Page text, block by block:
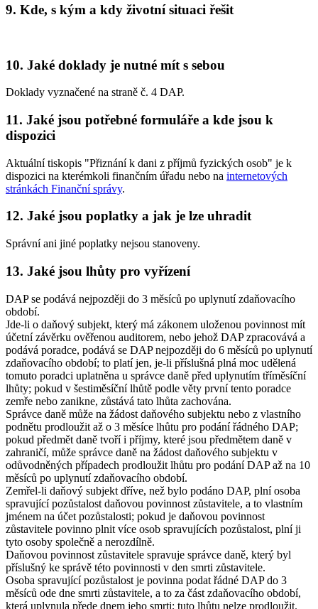
9. Kde, s kým a kdy životní situaci řešit
10. Jaké doklady je nutné mít s sebou
Doklady vyznačené na straně č. 4 DAP.
11. Jaké jsou potřebné formuláře a kde jsou k
dispozici
Aktuální tiskopis "Přiznání k dani z příjmů fyzických osob" je k
dispozici na kterémkoli finančním úřadu nebo na internetových
stránkách Finanční správy.
12. Jaké jsou poplatky a jak je lze uhradit
Správní ani jiné poplatky nejsou stanoveny.
13. Jaké jsou lhůty pro vyřízení
DAP se podává nejpozději do 3 měsíců po uplynutí zdaňovacího
období.
Jde-li o daňový subjekt, který má zákonem uloženou povinnost mít
účetní závěrku ověřenou auditorem, nebo jehož DAP zpracovává a
podává poradce, podává se DAP nejpozději do 6 měsíců po uplynutí
zdaňovacího období; to platí jen, je-li příslušná plná moc udělená
tomuto poradci uplatněna u správce daně před uplynutím tříměsíční
lhůty; pokud v šestiměsíční lhůtě podle věty první tento poradce
zemře nebo zanikne, zůstává tato lhůta zachována.
Správce daně může na žádost daňového subjektu nebo z vlastního
podnětu prodloužit až o 3 měsíce lhůtu pro podání řádného DAP;
pokud předmět daně tvoří i příjmy, které jsou předmětem daně v
zahraničí, může správce daně na žádost daňového subjektu v
odůvodněných případech prodloužit lhůtu pro podání DAP až na 10
měsíců po uplynutí zdaňovacího období.
Zemřel-li daňový subjekt dříve, než bylo podáno DAP, plní osoba
spravující pozůstalost daňovou povinnost zůstavitele, a to vlastním
jménem na účet pozůstalosti; pokud je daňovou povinnost
zůstavitele povinno plnit více osob spravujících pozůstalost, plní ji
tyto osoby společně a nerozdílně.
Daňovou povinnost zůstavitele spravuje správce daně, který byl
příslušný ke správě této povinnosti v den smrti zůstavitele.
Osoba spravující pozůstalost je povinna podat řádné DAP do 3
měsíců ode dne smrti zůstavitele, a to za část zdaňovacího období,
která uplynula přede dnem jeho smrti; tuto lhůtu nelze prodloužit.